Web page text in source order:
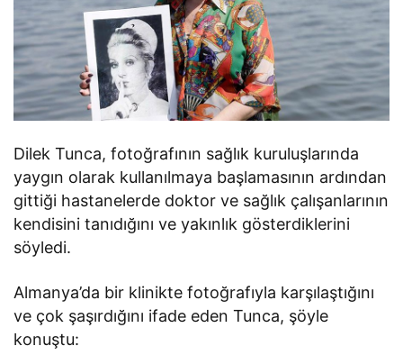
Dilek Tunca, fotoğrafının sağlık kuruluşlarında
yaygın olarak kullanılmaya başlamasının ardından
gittiği hastanelerde doktor ve sağlık çalışanlarının
kendisini tanıdığını ve yakınlık gösterdiklerini
söyledi.
Almanya’da bir klinikte fotoğrafıyla karşılaştığını
ve çok şaşırdığını ifade eden Tunca, şöyle
konuştu: